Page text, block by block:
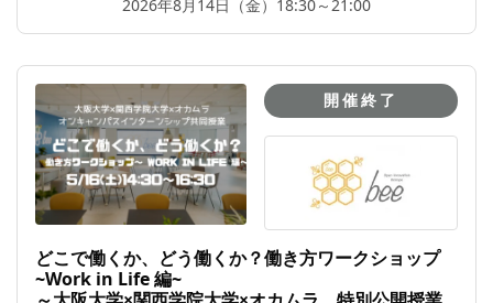
2026年8月14日（金）18:30～21:00
開催終了
どこで働くか、どう働くか？働き方ワークショップ
~Work in Life 編~